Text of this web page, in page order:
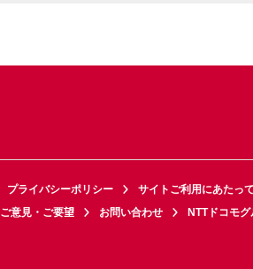
プライバシーポリシー サイトご利用にあたって
ご意見・ご要望 お問い合わせ NTTドコモ